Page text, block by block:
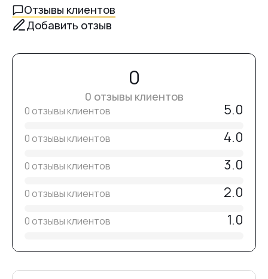
Полимеризуйте90–120 секунд (48 Вт, длина волны
365–405 nm).
Используйте полностью исправные лампы.
90–120 секунд в лампе 48 Вт (365–405 nm)
Отзывы клиентов
Добавить отзыв
0
0 отзывы клиентов
0 отзывы клиентов 5.0
0 отзывы клиентов 4.0
0 отзывы клиентов 3.0
0 отзывы клиентов 2.0
0 отзывы клиентов 1.0